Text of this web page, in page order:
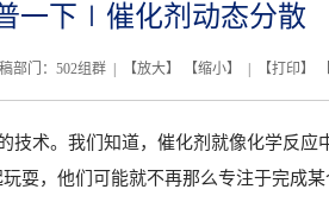
一下∣催化剂动态分散
部门：502组群 | 【放大】 【缩小】 | 【打印】
术。我们知道，催化剂就像化学反
耍，他们可能就不再那么专注于完成某